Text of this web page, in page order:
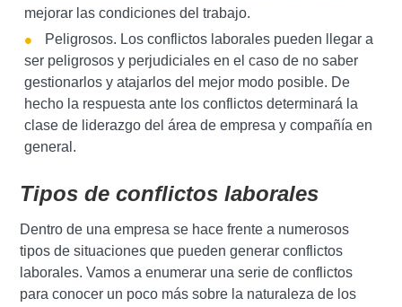
mejorar las condiciones del trabajo.
Peligrosos. Los conflictos laborales pueden llegar a
ser peligrosos y perjudiciales en el caso de no saber
gestionarlos y atajarlos del mejor modo posible. De
hecho la respuesta ante los conflictos determinará la
clase de liderazgo del área de empresa y compañía en
general.
Tipos de conflictos laborales
Dentro de una empresa se hace frente a numerosos
tipos de situaciones que pueden generar conflictos
laborales. Vamos a enumerar una serie de conflictos
para conocer un poco más sobre la naturaleza de los